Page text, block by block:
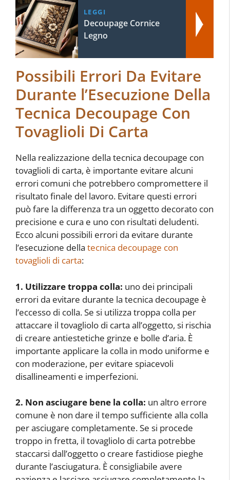
LEGGI
Decoupage Cornice
Legno
Possibili Errori Da Evitare
Durante l’Esecuzione Della
Tecnica Decoupage Con
Tovaglioli Di Carta
Nella realizzazione della tecnica decoupage con
tovaglioli di carta, è importante evitare alcuni
errori comuni che potrebbero compromettere il
risultato finale del lavoro. Evitare questi errori
può fare la differenza tra un oggetto decorato con
precisione e cura e uno con risultati deludenti.
Ecco alcuni possibili errori da evitare durante
l’esecuzione della tecnica decoupage con
tovaglioli di carta:
1. Utilizzare troppa colla: uno dei principali
errori da evitare durante la tecnica decoupage è
l’eccesso di colla. Se si utilizza troppa colla per
attaccare il tovagliolo di carta all’oggetto, si rischia
di creare antiestetiche grinze e bolle d’aria. È
importante applicare la colla in modo uniforme e
con moderazione, per evitare spiacevoli
disallineamenti e imperfezioni.
2. Non asciugare bene la colla: un altro errore
comune è non dare il tempo sufficiente alla colla
per asciugare completamente. Se si procede
troppo in fretta, il tovagliolo di carta potrebbe
staccarsi dall’oggetto o creare fastidiose pieghe
durante l’asciugatura. È consigliabile avere